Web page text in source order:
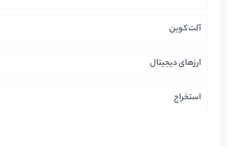
آلت کوین
ارزهای دیجیتال
استخراج